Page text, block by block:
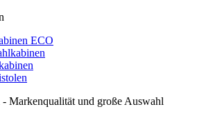
ECO
- Markenqualität und große Auswahl